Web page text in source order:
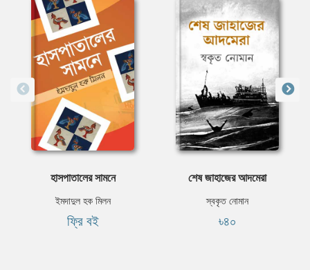
হাসপাতালের সামনে
ইমদাদুল হক মিলন
ফ্রি বই
শেষ জাহাজের আদমেরা
স্বকৃত নোমান
৳৪০